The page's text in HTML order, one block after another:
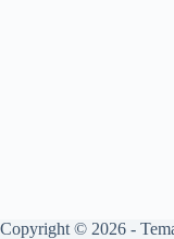
Copyright © 2026 -